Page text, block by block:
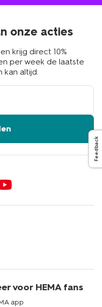
onze acties
krijg direct 10%
per week de laatste
kan altijd.
voor HEMA fans
app
Feedback